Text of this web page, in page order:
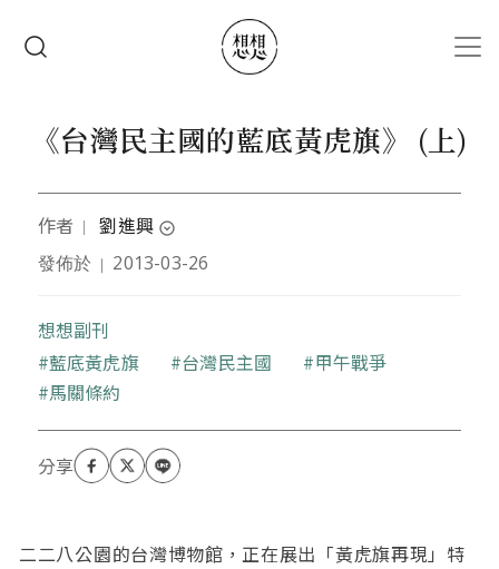
《台灣民主國的藍底黃虎旗》 (上)
作者 ｜ 劉進興 expand_circle_down
本文作者是臺灣科技大學退休教授，相信熱力學可以
導覽志工。
發佈於 ｜ 2013-03-26
想想副刊
關鍵字
藍底黃虎旗 台灣民主國
甲午戰爭
馬關條約
二二八公園的台灣博物館，正在展出「黃虎旗再現」特